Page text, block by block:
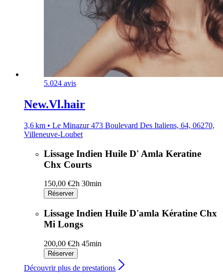
5.024 avis
New.Vl.hair
3,6 km • Le Minazur 473 Boulevard Des Italiens, 64, 06270,
Villeneuve-Loubet
Lissage Indien Huile D' Amla Keratine
Chx Courts
150,00 €2h 30min
Réserver
Lissage Indien Huile D'amla Kératine Chx
Mi Longs
200,00 €2h 45min
Réserver
Découvrir plus de prestations